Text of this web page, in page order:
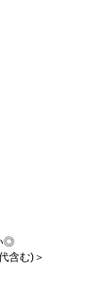
◎
含む)＞